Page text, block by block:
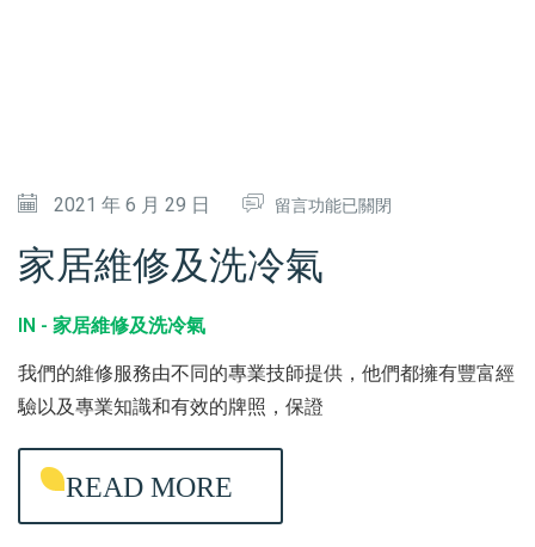
2021 年 6 月 29 日
在
家
修
及
洗
氣
留言功能已關閉
家居維修及洗冷氣
IN - 家居維修及洗冷氣
我們的維修服務由不同的專業技師提供，他們都擁有豐富經
驗以及專業知識和有效的牌照，保證
READ MORE